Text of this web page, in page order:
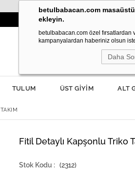
3000TL VE ÜZERİ
betulbabacan.com
ekleyin.
betulbabacan.com özel fırsatlardan
kampanyalardan haberiniz olsun
Daha
TULUM ÜST GİYİM ALT
Fitil Detaylı Kapşonlu Triko
(2312)